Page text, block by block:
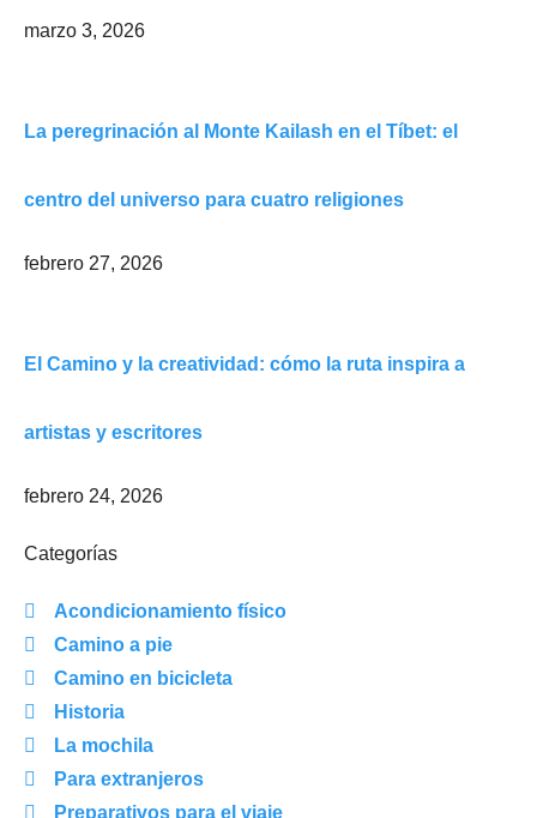
marzo 3, 2026
La peregrinación al Monte Kailash en el Tíbet: el
centro del universo para cuatro religiones
febrero 27, 2026
El Camino y la creatividad: cómo la ruta inspira a
artistas y escritores
febrero 24, 2026
Categorías
Acondicionamiento físico
Camino a pie
Camino en bicicleta
Historia
La mochila
Para extranjeros
Preparativos para el viaje